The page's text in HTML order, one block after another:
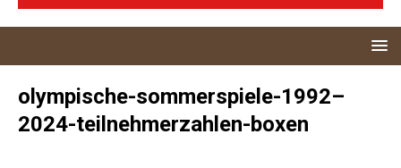
olympische-sommerspiele-1992–
2024-teilnehmerzahlen-boxen